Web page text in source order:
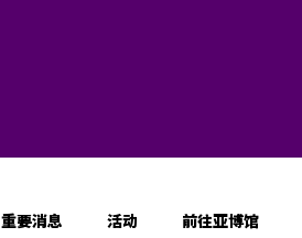
重要消息 活动 前往亚博馆